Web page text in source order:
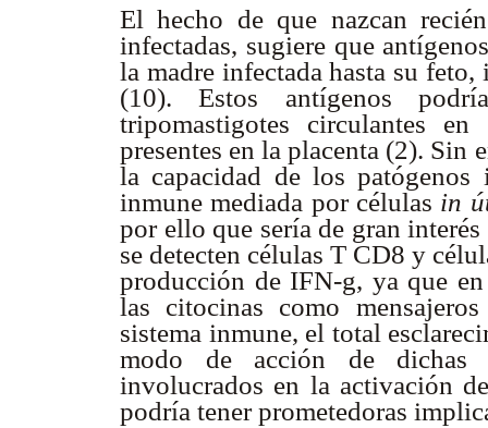
El hecho de que nazcan
infectadas, sugiere que
la madre infectada hasta su
(10). Estos antígenos
tripomastigotes circulantes
presentes en la placenta (2). Sin
la capacidad de los patógenos
inmune mediada por células in
por ello que sería de gran
se detecten células T CD8 y
producción de IFN-g, ya que
las citocinas como
sistema inmune, el total
modo de acción de dichas
involucrados en la activación
podría tener prometedoras